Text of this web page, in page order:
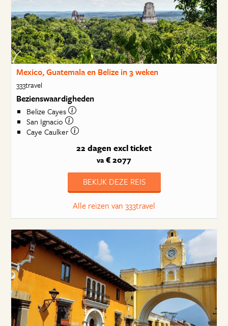
Mexico, Guatemala en Belize in 3 weken
333travel
Bezienswaardigheden
Belize Cayes
San Ignacio
Caye Caulker
22 dagen excl ticket
va € 2077
BEKIJK DEZE REIS
Alle reizen van 333travel